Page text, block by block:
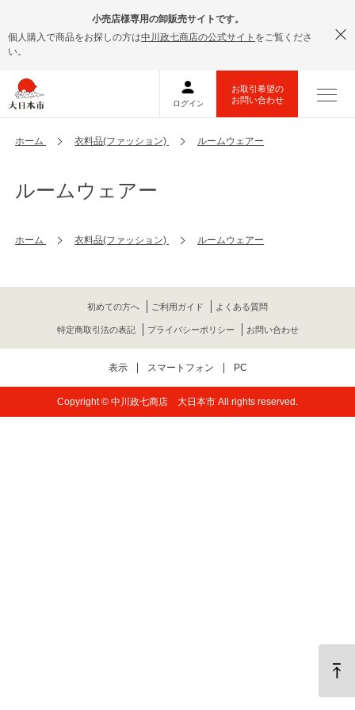
小売店様専用の卸販売サイトです。
個人購入で商品をお探しの方は中川政七商店の公式サイト をご覧くださ
い。
ホーム 衣料品(ファッション) ルームウェアー
ルームウェアー
ホーム 衣料品(ファッション) ルームウェアー
初めての方へ ご利用ガイド よくある質問
特定商取引法の表記 プライバシーポリシー お問い合わせ
表示 スマートフォン PC
Copyright © 中川政七商店 大日本市 All rights reserved.